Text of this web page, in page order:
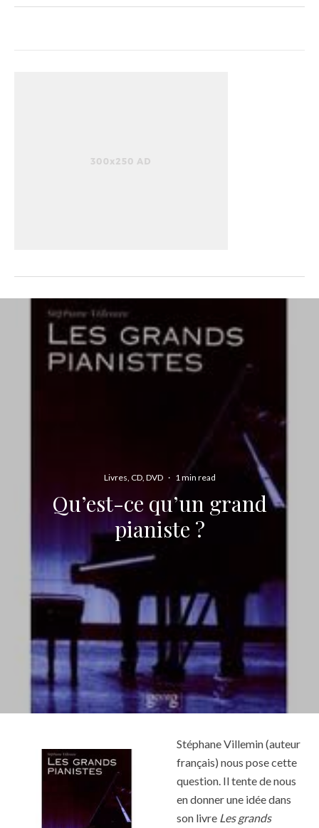
Livres, CD, DVD · 1 min read
Qu’est-ce qu’un grand
pianiste ?
Stéphane Villemin (auteur
français) nous pose cette
question. Il tente de nous
en donner une idée dans
son livre Les grands